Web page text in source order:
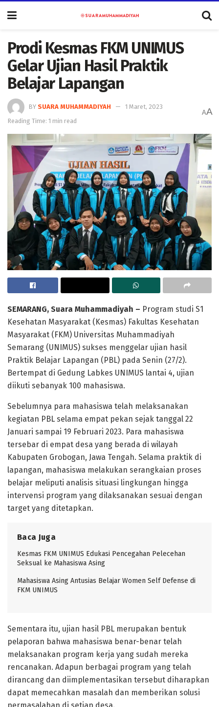
Prodi Kesmas FKM UNIMUS
Gelar Ujian Hasil Praktik
Belajar Lapangan
BY SUARA MUHAMMADIYAH
1 Maret, 2023
Reading Time: 1 min read
AA
SEMARANG, Suara Muhammadiyah – Program studi S1
Kesehatan Masyarakat (Kesmas) Fakultas Kesehatan
Masyarakat (FKM) Universitas Muhammadiyah
Semarang (UNIMUS) sukses menggelar ujian hasil
Praktik Belajar Lapangan (PBL) pada Senin (27/2).
Bertempat di Gedung Labkes UNIMUS lantai 4, ujian
diikuti sebanyak 100 mahasiswa.
Sebelumnya para mahasiswa telah melaksanakan
kegiatan PBL selama empat pekan sejak tanggal 22
Januari sampai 19 Februari 2023. Para mahasiswa
tersebar di empat desa yang berada di wilayah
Kabupaten Grobogan, Jawa Tengah. Selama praktik di
lapangan, mahasiswa melakukan serangkaian proses
belajar meliputi analisis situasi lingkungan hingga
intervensi program yang dilaksanakan sesuai dengan
target yang ditetapkan.
Baca Juga
Kesmas FKM UNIMUS Edukasi Pencegahan Pelecehan
Seksual ke Mahasiswa Asing
Mahasiswa Asing Antusias Belajar Women Self Defense di
FKM UNIMUS
Sementara itu, ujian hasil PBL merupakan bentuk
pelaporan bahwa mahasiswa benar-benar telah
melaksanakan program kerja yang sudah mereka
rencanakan. Adapun berbagai program yang telah
dirancang dan diimplementasikan tersebut diharapkan
dapat memecahkan masalah dan memberikan solusi